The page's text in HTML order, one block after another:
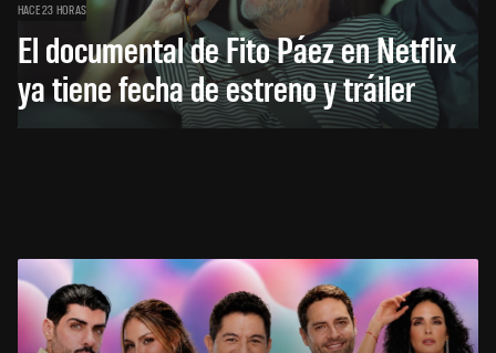
HACE 23 HORAS
El documental de Fito Páez en Netflix
ya tiene fecha de estreno y tráiler